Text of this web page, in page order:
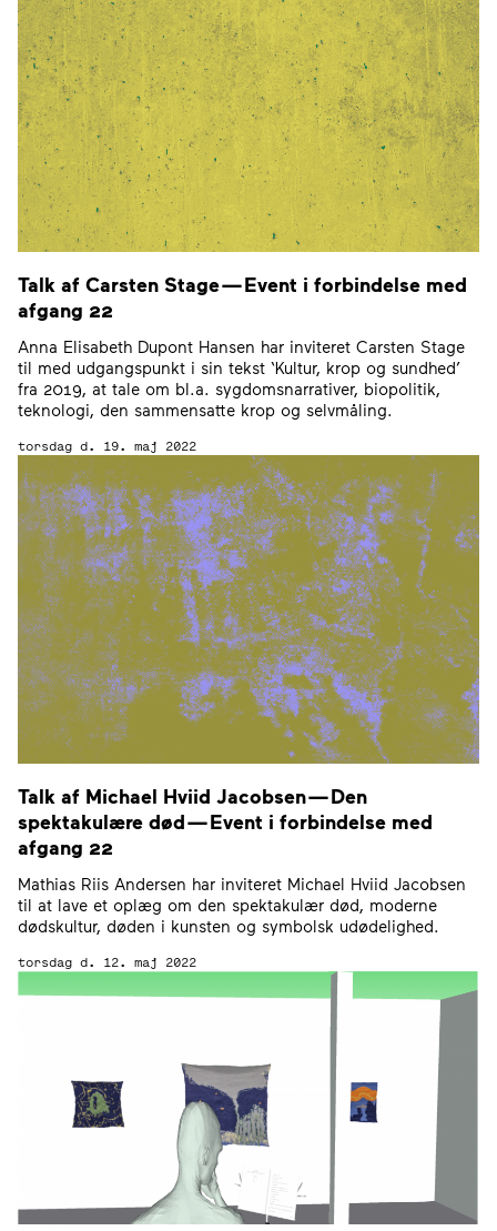
Talk af Carsten Stage — Event i forbindelse med
afgang 22
Anna Elisabeth Dupont Hansen har inviteret Carsten Stage
til med udgangspunkt i sin tekst ‘Kultur, krop og sundhed’
fra 2019, at tale om bl.a. sygdomsnarrativer, biopolitik,
teknologi, den sammensatte krop og selvmåling.
torsdag d. 19. maj 2022
Talk af Michael Hviid Jacobsen — Den
spektakulære død — Event i forbindelse med
afgang 22
Mathias Riis Andersen har inviteret Michael Hviid Jacobsen
til at lave et oplæg om den spektakulær død, moderne
dødskultur, døden i kunsten og symbolsk udødelighed.
torsdag d. 12. maj 2022